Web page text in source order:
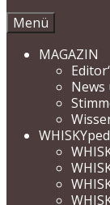
Menü
MAGAZIN
News